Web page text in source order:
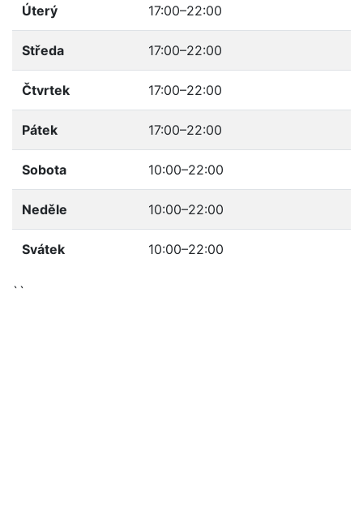
Úterý 17:00–22:00
Středa 17:00–22:00
Čtvrtek 17:00–22:00
Pátek 17:00–22:00
Sobota 10:00–22:00
Neděle 10:00–22:00
Svátek 10:00–22:00
``